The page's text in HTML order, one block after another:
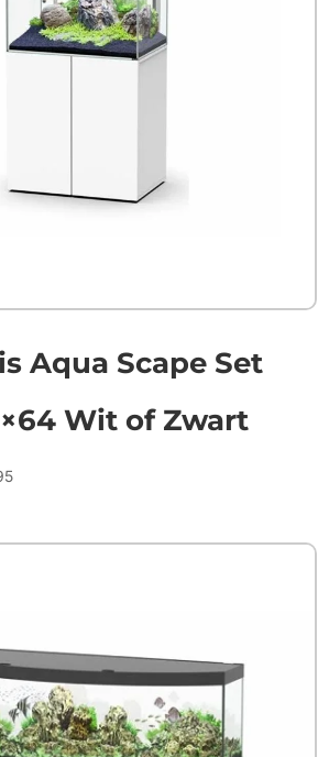
Aqua Scape Set
Wit of Zwart
Prijsklasse:
€2,234.95